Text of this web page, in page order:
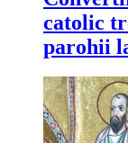
catolic
parohii